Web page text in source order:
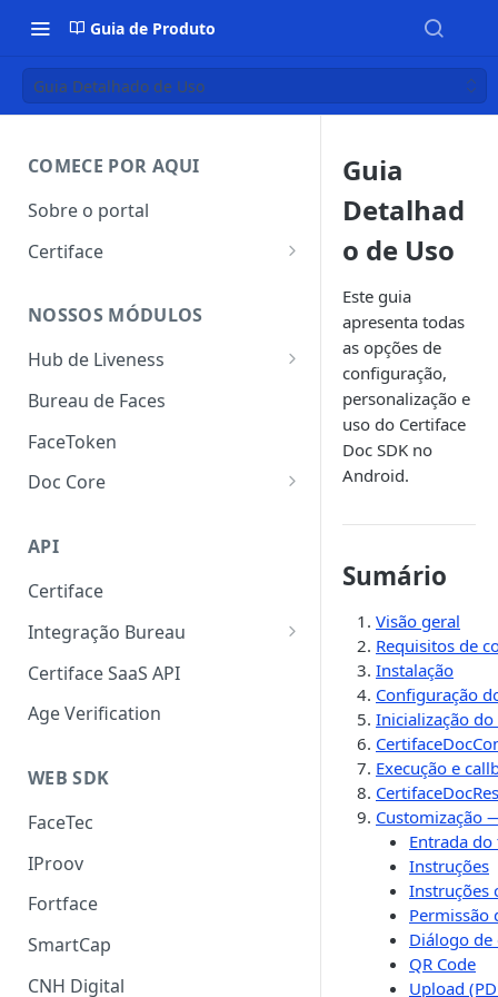
Guia de Produto
Guia Detalhado de Uso
COMECE POR AQUI
Sobre o portal
Certiface
Certiface AT
NOSSOS MÓDULOS
Hub de Liveness
Liveness Ativo
Liveness Passivo
Liveness Híbrido
Bureau de Faces
FaceToken
Doc Core
OCR
FaceMatch
Autenticação de Docs
API
Certiface
Integração Bureau
Consulta por Aderência
Certiface Risk Detection
Certiface SaaS API
Age Verification
WEB SDK
FaceTec
IProov
Fortface
SmartCap
CNH Digital
Guia
Detalhad
o de Uso
Este guia
apresenta todas
as opções de
configuração,
personalização e
uso do Certiface
Doc SDK no
Android.
Sumário
Visão geral
Requisitos de
Instalação
Configuração
Inicialização do
Execução e
Customização
Entrada
Instruções
Instruções
Permissão
Diálogo
QR Code
Upload